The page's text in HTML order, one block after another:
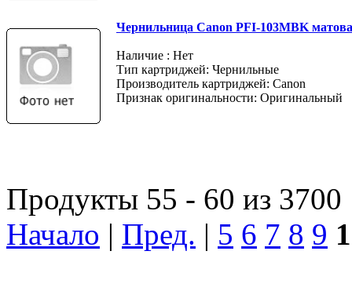
Чернильница Canon PFI-103MBK
Наличие : Нет
Тип картриджей: Чернильные
Производитель картриджей: Canon
Признак оригинальности: Оригинальный
Продукты 55 - 60 из 3700
Начало | Пред. | 5 6 7 8 9